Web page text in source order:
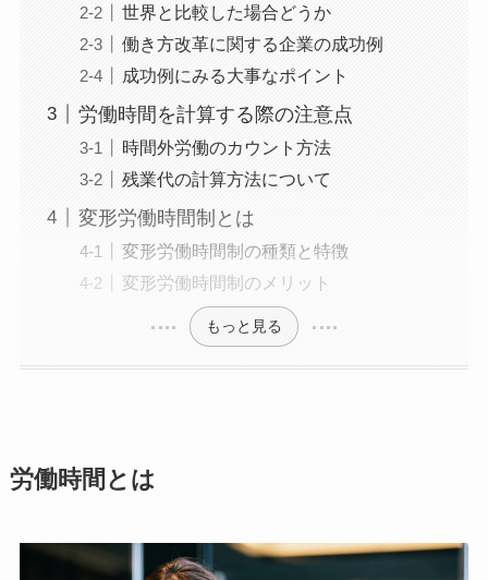
世界と比較した場合どうか
働き方改革に関する企業の成功例
成功例にみる大事なポイント
労働時間を計算する際の注意点
時間外労働のカウント方法
残業代の計算方法について
変形労働時間制とは
変形労働時間制の種類と特徴
変形労働時間制のメリット
もっと見る
労働時間とは